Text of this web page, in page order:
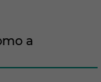
a